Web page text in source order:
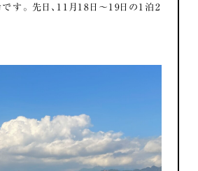
す。 先日、11月18日～19日の1泊2